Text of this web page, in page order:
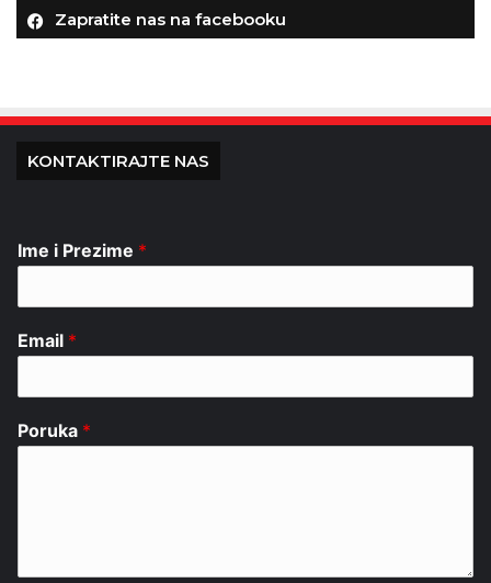
Zapratite nas na facebooku
KONTAKTIRAJTE NAS
Ime i Prezime *
Email *
Poruka *